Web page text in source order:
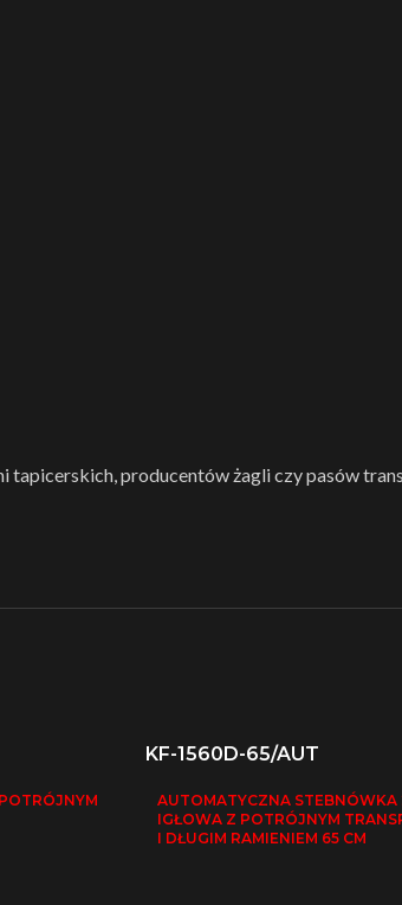
tapicerskich, producentów żagli czy pasów
KF-1560D-65/AUT
AUTOMATYCZNA STEBNÓWKA
IGŁOWA Z POTRÓJNYM
I DŁUGIM RAMIENIEM 65 CM